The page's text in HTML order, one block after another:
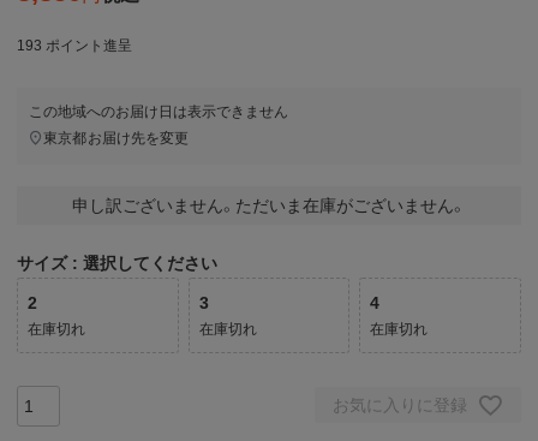
193 ポイント進呈
この地域へのお届け日は表示できません
東京都お届け先を変更
申し訳ございません。ただいま在庫がございません。
サイズ 選択してください
2
在庫切れ
3
在庫切れ
4
在庫切れ
お気に入りに登録